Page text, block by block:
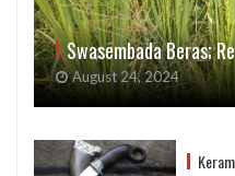
Swasembada Beras;
August 24, 2024